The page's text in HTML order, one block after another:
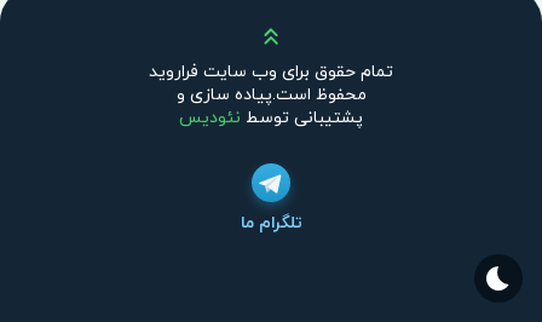
بالا
تمام حقوق برای وب سایت فراروید
محفوظ است.پیاده سازی و
پشتیبانی توسط نئودیس
تلگرام ما